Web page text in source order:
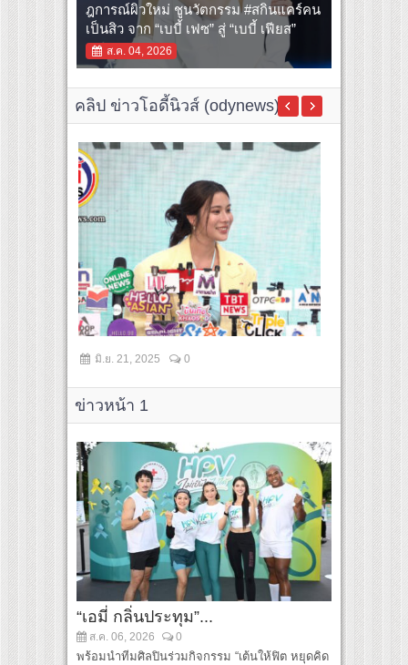
เงียบ เลิกชะล่าใจ” เรื่อง HPV ใน
แคมเปญ “HPV ไม่เป็นไร…ไม่ได้”
และช่วงเวลาต่างๆ ในชีวิตประจำวัน เพื่อ
การแต่งตัวที่ตอบโจทย์ทุกโอกาส
ฎการณ์ผิวใหม่ ชูนวัตกรรม #สกินแคร์คน
เป็นสิว จาก “เบบี้ เฟซ” สู่ “เบบี้ เฟียส”
ส.ค. 04, 2026
31 ก.ค.–3 ส.ค. ที่เดอะมอลล์ไลฟ์สโตร์
บางกะปิ
เส้น ชวนแฟน ๆ ออกสเต็ปเพลง “10 บาท
คับเฮีย” กลางสยาม!
คลิป ข่าวโอดี้นิวส์ (odynews)
มิ.ย. 21, 2025 0 มิ.ย. 21,
ข่าวหน้า 1
“เอมี่ กลิ่นประทุม”...
ส.ค. 06, 2026 0
พร้อมนำทีมศิลปินร่วมกิจกรรม “เต้นให้ฟิต หยุดคิด